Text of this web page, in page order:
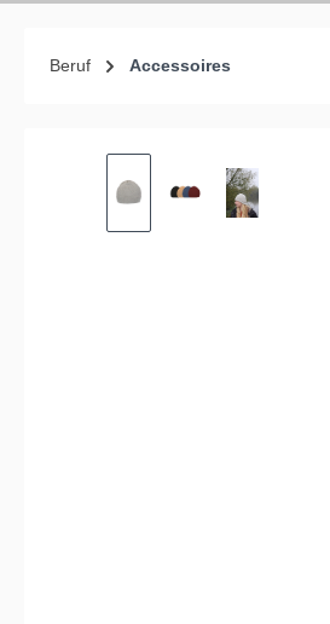
Beruf Accessoires
Bildergalerie überspringen